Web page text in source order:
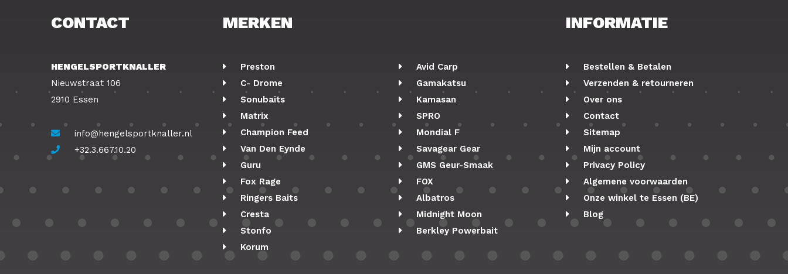
CONTACT
HENGELSPORTKNALLER
Nieuwstraat 106
2910 Essen
info@hengelsportknaller.nl
+32.3.667.10.20
MERKEN
Preston
C- Drome
Sonubaits
Matrix
Champion Feed
Van Den Eynde
Guru
Fox Rage
Ringers Baits
Cresta
Stonfo
Korum
Avid Carp
Gamakatsu
Kamasan
SPRO
Mondial F
Savagear Gear
GMS Geur-Smaak
FOX
Albatros
Midnight Moon
Berkley Powerbait
INFORMATIE
Bestellen & Betalen
Verzenden & retourneren
Over ons
Contact
Sitemap
Mijn account
Privacy Policy
Algemene voorwaarden
Onze winkel te Essen (BE)
Blog